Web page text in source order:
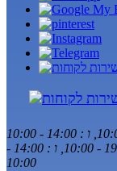
| א - ה : 19:00 - 10:00, ו : 14:00 -
10:00